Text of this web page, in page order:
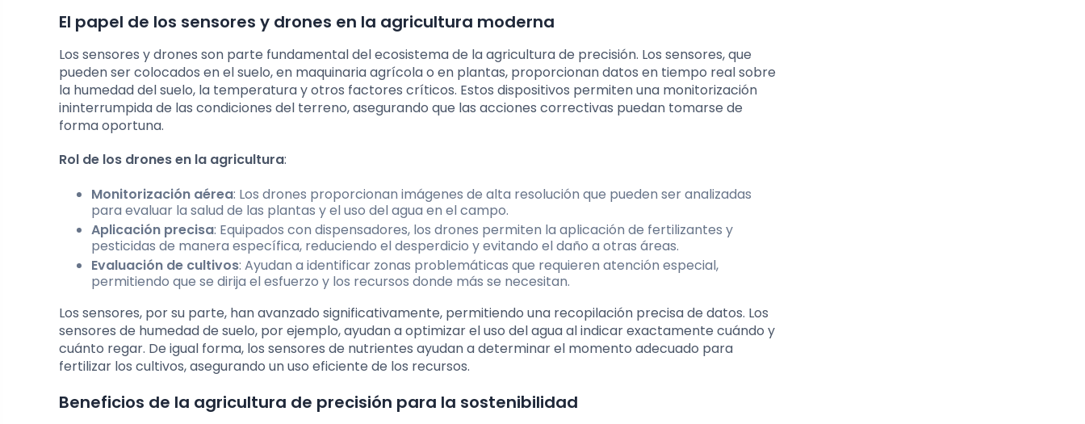
El papel de los sensores y drones en la agricultura moderna
Los sensores y drones son parte fundamental del ecosistema de la agricultura de precisión. Los sensores, que
pueden ser colocados en el suelo, en maquinaria agrícola o en plantas, proporcionan datos en tiempo real sobre
la humedad del suelo, la temperatura y otros factores críticos. Estos dispositivos permiten una monitorización
ininterrumpida de las condiciones del terreno, asegurando que las acciones correctivas puedan tomarse de
forma oportuna.
Rol de los drones en la agricultura:
Monitorización aérea: Los drones proporcionan imágenes de alta resolución que pueden ser analizadas
para evaluar la salud de las plantas y el uso del agua en el campo.
Aplicación precisa: Equipados con dispensadores, los drones permiten la aplicación de fertilizantes y
pesticidas de manera específica, reduciendo el desperdicio y evitando el daño a otras áreas.
Evaluación de cultivos: Ayudan a identificar zonas problemáticas que requieren atención especial,
permitiendo que se dirija el esfuerzo y los recursos donde más se necesitan.
Los sensores, por su parte, han avanzado significativamente, permitiendo una recopilación precisa de datos. Los
sensores de humedad de suelo, por ejemplo, ayudan a optimizar el uso del agua al indicar exactamente cuándo y
cuánto regar. De igual forma, los sensores de nutrientes ayudan a determinar el momento adecuado para
fertilizar los cultivos, asegurando un uso eficiente de los recursos.
Beneficios de la agricultura de precisión para la sostenibilidad